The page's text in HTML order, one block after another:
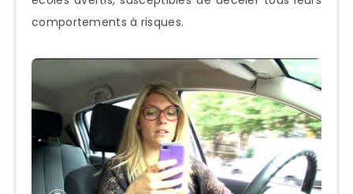
comportements à risques.